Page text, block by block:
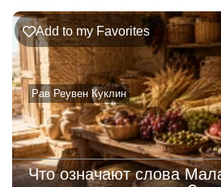
Рав Реувен Куклин
Add to my Favorites
Что означают слова